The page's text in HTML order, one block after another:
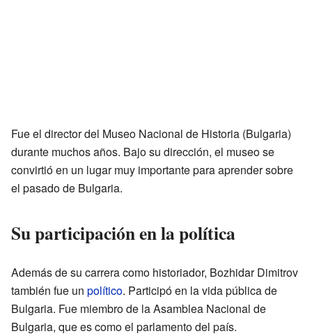
Fue el director del Museo Nacional de Historia (Bulgaria)
durante muchos años. Bajo su dirección, el museo se
convirtió en un lugar muy importante para aprender sobre
el pasado de Bulgaria.
Su participación en la política
Además de su carrera como historiador, Bozhidar Dimitrov
también fue un político. Participó en la vida pública de
Bulgaria. Fue miembro de la Asamblea Nacional de
Bulgaria, que es como el parlamento del país.